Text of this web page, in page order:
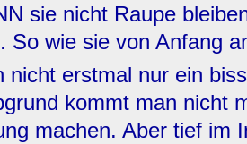
sie nicht Raupe
So wie sie von Anfang
nicht erstmal nur ein
kommt man nicht
machen. Aber tief im